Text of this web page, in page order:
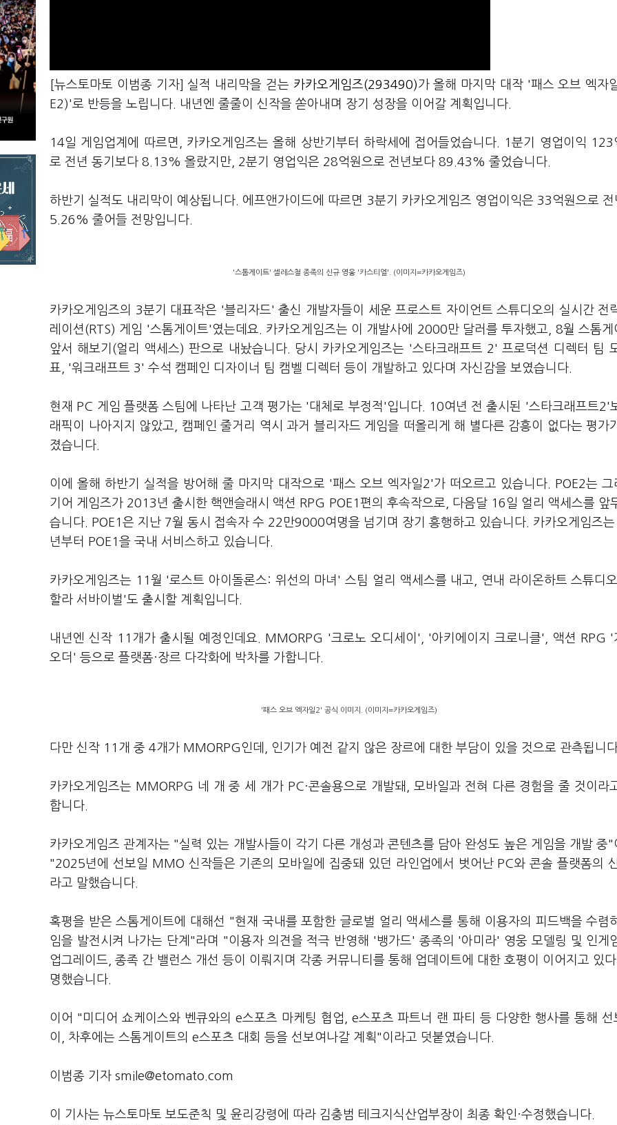
[뉴스토마토 이범종 기자] 실적 내리막을 걷는 카카오게임즈(293490)가 올해 마지막 대작 '패스 오브 엑자
E2)'로 반등을 노립니다. 내년엔 줄줄이 신작을 쏟아내며 장기 성장을 이어갈 계획입니다.
14일 게임업계에 따르면, 카카오게임즈는 올해 상반기부터 하락세에 접어들었습니다. 1분기 영업이익 123
로 전년 동기보다 8.13% 올랐지만, 2분기 영업익은 28억원으로 전년보다 89.43% 줄었습니다.
하반기 실적도 내리막이 예상됩니다. 에프앤가이드에 따르면 3분기 카카오게임즈 영업이익은 33억원으로
5.26% 줄어들 전망입니다.
'스톰게이트' 셀레스철 종족의 신규 영웅 '카스티엘'. (이미지=카카오게임즈)
카카오게임즈의 3분기 대표작은 '블리자드' 출신 개발자들이 세운 프로스트 자이언트 스튜디오의 실시간 전
레이션(RTS) 게임 '스톰게이트'였는데요. 카카오게임즈는 이 개발사에 2000만 달러를 투자했고, 8월 스톰게
앞서 해보기(얼리 액세스) 판으로 내놨습니다. 당시 카카오게임즈는 '스타크래프트 2' 프로덕션 디렉터 팀
표, '워크래프트 3' 수석 캠페인 디자이너 팀 캠벨 디렉터 등이 개발하고 있다며 자신감을 보였습니다.
현재 PC 게임 플랫폼 스팀에 나타난 고객 평가는 '대체로 부정적'입니다. 10여년 전 출시된 '스타크래프트2'
래픽이 나아지지 않았고, 캠페인 줄거리 역시 과거 블리자드 게임을 떠올리게 해 별다른 감흥이 없다는 평가
졌습니다.
이에 올해 하반기 실적을 방어해 줄 마지막 대작으로 '패스 오브 엑자일2'가 떠오르고 있습니다. POE2는 그
기어 게임즈가 2013년 출시한 핵앤슬래시 액션 RPG POE1편의 후속작으로, 다음달 16일 얼리 액세스를 앞
습니다. POE1은 지난 7월 동시 접속자 수 22만9000여명을 넘기며 장기 흥행하고 있습니다. 카카오게임즈
년부터 POE1을 국내 서비스하고 있습니다.
카카오게임즈는 11월 '로스트 아이돌론스: 위선의 마녀' 스팀 얼리 액세스를 내고, 연내 라이온하트 스튜디
할라 서바이벌'도 출시할 계획입니다.
내년엔 신작 11개가 출시될 예정인데요. MMORPG '크로노 오디세이', '아키에이지 크로니클', 액션 RPG '
오더' 등으로 플랫폼·장르 다각화에 박차를 가합니다.
'패스 오브 엑자일2' 공식 이미지. (이미지=카카오게임즈)
다만 신작 11개 중 4개가 MMORPG인데, 인기가 예전 같지 않은 장르에 대한 부담이 있을 것으로 관측됩니
카카오게임즈는 MMORPG 네 개 중 세 개가 PC·콘솔용으로 개발돼, 모바일과 전혀 다른 경험을 줄 것이라
합니다.
카카오게임즈 관계자는 "실력 있는 개발사들이 각기 다른 개성과 콘텐츠를 담아 완성도 높은 게임을 개발 중"
"2025년에 선보일 MMO 신작들은 기존의 모바일에 집중돼 있던 라인업에서 벗어난 PC와 콘솔 플랫폼의
라고 말했습니다.
혹평을 받은 스톰게이트에 대해선 "현재 국내를 포함한 글로벌 얼리 액세스를 통해 이용자의 피드백을 수렴
임을 발전시켜 나가는 단계"라며 "이용자 의견을 적극 반영해 '뱅가드' 종족의 '아미라' 영웅 모델링 및 인게
업그레이드, 종족 간 밸런스 개선 등이 이뤄지며 각종 커뮤니티를 통해 업데이트에 대한 호평이 이어지고 있
명했습니다.
이어 "미디어 쇼케이스와 벤큐와의 e스포츠 마케팅 협업, e스포츠 파트너 랜 파티 등 다양한 행사를 통해 선
이, 차후에는 스톰게이트의 e스포츠 대회 등을 선보여나갈 계획"이라고 덧붙였습니다.
이범종 기자 smile@etomato.com
이 기사는 뉴스토마토 보도준칙 및 윤리강령에 따라 김충범 테크지식산업부장이 최종 확인·수정했습니다.